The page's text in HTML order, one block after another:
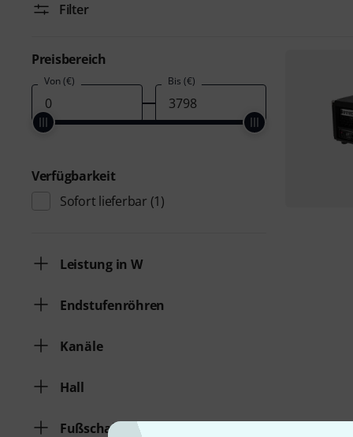
Filter
Preisbereich
Von (€) Bis (€)
Verfügbarkeit
Sofort lieferbar (1)
Leistung in W
Endstufenröhren
Kanäle
Hall
Fußschalter